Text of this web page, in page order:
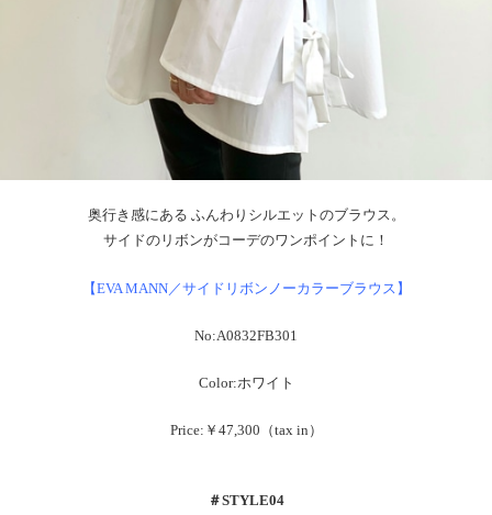
奥行き感にある ふんわりシルエットのブラウス。
サイドのリボンがコーデのワンポイントに！
【EVA MANN／サイドリボンノーカラーブラウス】
No:A0832FB301
Color:ホワイト
Price:￥47,300（tax in）
＃STYLE04